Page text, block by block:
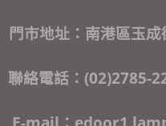
門市地址：南
聯絡電話：